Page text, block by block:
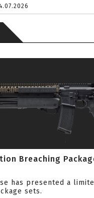
Breaching
has presented a
sets.